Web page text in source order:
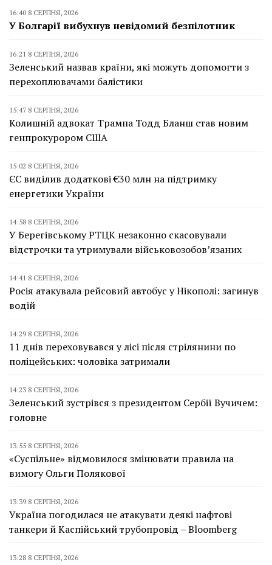
16:40 8 СЕРПНЯ, 2026
У Болгарії вибухнув невідомий безпілотник
16:21 8 СЕРПНЯ, 2026
Зеленський назвав країни, які можуть допомогти з
перехоплювачами балістики
15:47 8 СЕРПНЯ, 2026
Колишній адвокат Трампа Тодд Бланш став новим
генпрокурором США
15:02 8 СЕРПНЯ, 2026
ЄС виділив додаткові €30 млн на підтримку
енергетики України
14:58 8 СЕРПНЯ, 2026
У Берегівському РТЦК незаконно скасовували
відстрочки та утримували військовозобов’язаних
14:41 8 СЕРПНЯ, 2026
Росія атакувала рейсовий автобус у Нікополі: загинув
водій
14:29 8 СЕРПНЯ, 2026
11 днів переховувався у лісі після стрілянини по
поліцейських: чоловіка затримали
14:23 8 СЕРПНЯ, 2026
Зеленський зустрівся з президентом Сербії Вучичем:
головне
13:55 8 СЕРПНЯ, 2026
«Суспільне» відмовилося змінювати правила на
вимогу Ольги Полякової
13:39 8 СЕРПНЯ, 2026
Україна погодилася не атакувати деякі нафтові
танкери й Каспійський трубопровід – Bloomberg
13:28 8 СЕРПНЯ, 2026